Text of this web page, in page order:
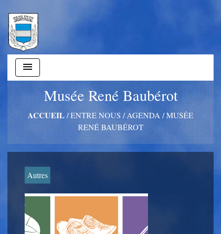
menu
Musée René Baubérot
ACCUEIL/ENTRE NOUS/AGENDA/MUSÉE
RENÉ BAUBÉROT
Autres